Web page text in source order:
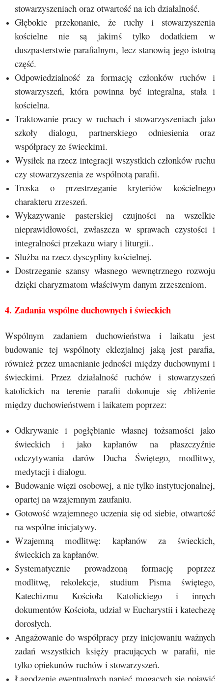
stowarzyszeniach oraz otwartość na ich działalność.
Głębokie przekonanie, że ruchy i stowarzyszenia
kościelne nie są jakimś tylko dodatkiem w
duszpasterstwie parafialnym, lecz stanowią jego istotną
część.
Odpowiedzialność za formację członków ruchów i
stowarzyszeń, która powinna być integralna, stała i
kościelna.
Traktowanie pracy w ruchach i stowarzyszeniach jako
szkoły dialogu, partnerskiego odniesienia oraz
współpracy ze świeckimi.
Wysiłek na rzecz integracji wszystkich członków ruchu
czy stowarzyszenia ze wspólnotą parafii.
Troska o przestrzeganie kryteriów kościelnego
charakteru zrzeszeń.
Wykazywanie pasterskiej czujności na wszelkie
nieprawidłowości, zwłaszcza w sprawach czystości i
integralności przekazu wiary i liturgii..
Służba na rzecz dyscypliny kościelnej.
Dostrzeganie szansy własnego wewnętrznego rozwoju
dzięki charyzmatom właściwym danym zrzeszeniom.
4. Zadania wspólne duchownych i świeckich
Wspólnym zadaniem duchowieństwa i laikatu jest
budowanie tej wspólnoty eklezjalnej jaką jest parafia,
również przez umacnianie jedności między duchownymi i
świeckimi. Przez działalność ruchów i stowarzyszeń
katolickich na terenie parafii dokonuje się zbliżenie
między duchowieństwem i laikatem poprzez:
Odkrywanie i pogłębianie własnej tożsamości jako
świeckich i jako kapłanów na płaszczyźnie
odczytywania darów Ducha Świętego, modlitwy,
medytacji i dialogu.
Budowanie więzi osobowej, a nie tylko instytucjonalnej,
opartej na wzajemnym zaufaniu.
Gotowość wzajemnego uczenia się od siebie, otwartość
na wspólne inicjatywy.
Wzajemną modlitwę: kapłanów za świeckich,
świeckich za kapłanów.
Systematycznie prowadzoną formację poprzez
modlitwę, rekolekcje, studium Pisma świętego,
Katechizmu Kościoła Katolickiego i innych
dokumentów Kościoła, udział w Eucharystii i katechezę
dorosłych.
Angażowanie do współpracy przy inicjowaniu ważnych
zadań wszystkich księży pracujących w parafii, nie
tylko opiekunów ruchów i stowarzyszeń.
Łagodzenie ewentualnych napięć mogących się pojawić